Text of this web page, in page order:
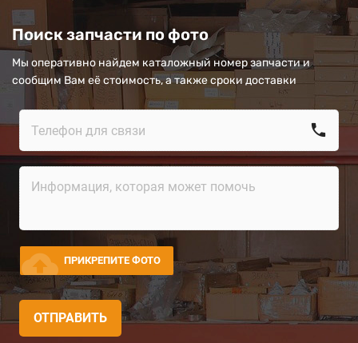
Поиск запчасти по фото
Мы оперативно найдем каталожный номер запчасти и
сообщим Вам её стоимость, а также сроки доставки
call
cloud_upload ПРИКРЕПИТЕ ФОТО
ОТПРАВИТЬ